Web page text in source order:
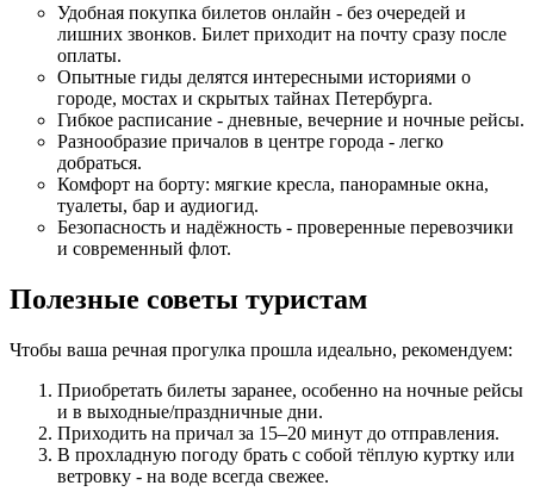
Удобная покупка билетов онлайн - без очередей и
лишних звонков. Билет приходит на почту сразу после
оплаты.
Опытные гиды делятся интересными историями о
городе, мостах и скрытых тайнах Петербурга.
Гибкое расписание - дневные, вечерние и ночные рейсы.
Разнообразие причалов в центре города - легко
добраться.
Комфорт на борту: мягкие кресла, панорамные окна,
туалеты, бар и аудиогид.
Безопасность и надёжность - проверенные перевозчики
и современный флот.
Полезные советы туристам
Чтобы ваша речная прогулка прошла идеально, рекомендуем:
Приобретать билеты заранее, особенно на ночные рейсы
и в выходные/праздничные дни.
Приходить на причал за 15–20 минут до отправления.
В прохладную погоду брать с собой тёплую куртку или
ветровку - на воде всегда свежее.